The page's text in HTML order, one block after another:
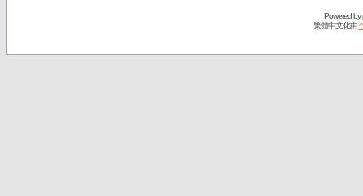
Powered by
繁體中文化由